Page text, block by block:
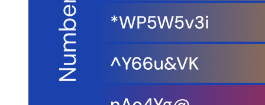
トレーニング
ヘルプセンター
Courses
コミュニティフォーラム
エンタープライズサービス